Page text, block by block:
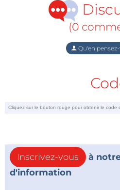
(0
Qu'en
Inscrivez-vous
à
d'information